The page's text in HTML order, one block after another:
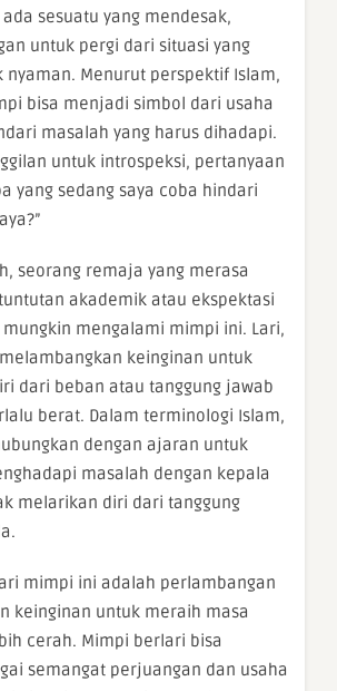
sesuatu yang mendesak,
untuk pergi dari situasi yang
nyaman. Menurut perspektif Islam,
bisa menjadi simbol dari usaha
masalah yang harus dihadapi.
untuk introspeksi, pertanyaan
yang sedang saya coba hindari
seorang remaja yang merasa
akademik atau ekspektasi
mengalami mimpi ini. Lari,
keinginan untuk
dari beban atau tanggung jawab
berat. Dalam terminologi Islam,
dengan ajaran untuk
masalah dengan kepala
melarikan diri dari tanggung
mimpi ini adalah perlambangan
keinginan untuk meraih masa
cerah. Mimpi berlari bisa
semangat perjuangan dan usaha